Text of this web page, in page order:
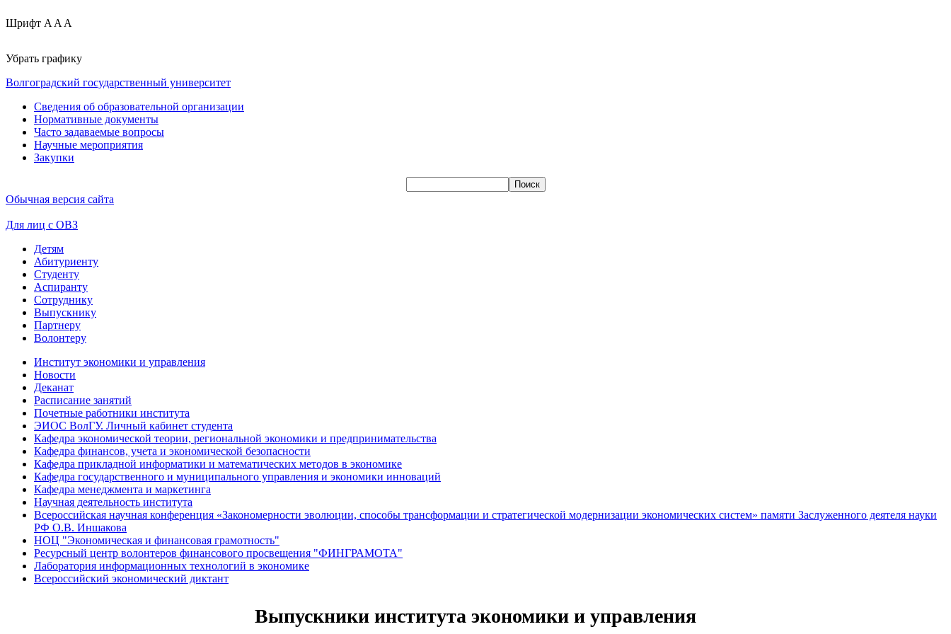
Шрифт A A A
Убрать графику
Волгоградский государственный университет
Сведения об образовательной организации
Нормативные документы
Часто задаваемые вопросы
Научные мероприятия
Закупки
Обычная версия сайта
Для лиц с ОВЗ
Детям
Абитуриенту
Студенту
Аспиранту
Сотруднику
Выпускнику
Партнеру
Волонтеру
Институт экономики и управления
Новости
Деканат
Расписание занятий
Почетные работники института
ЭИОС ВолГУ. Личный кабинет студента
Кафедра экономической теории, региональной экономики и предпринимательства
Кафедра финансов, учета и экономической безопасности
Кафедра прикладной информатики и математических методов в экономике
Кафедра государственного и муниципального управления и экономики инноваций
Кафедра менеджмента и маркетинга
Научная деятельность института
Всероссийская научная конференция «Закономерности эволюции, способы трансформации и стратегической модернизации экономических систем» памяти Заслуженного деятеля науки
РФ О.В. Иншакова
НОЦ "Экономическая и финансовая грамотность"
Ресурсный центр волонтеров финансового просвещения "ФИНГРАМОТА"
Лаборатория информационных технологий в экономике
Всероссийский экономический диктант
Выпускники института экономики и управления